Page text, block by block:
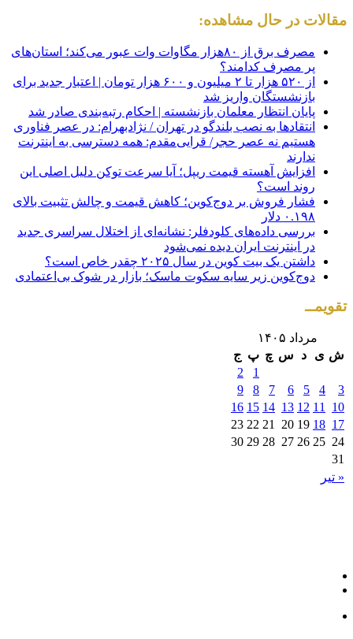
مقالات در حال مشاهده:
مصرف برق از ۸۰هزار مگاوات وات عبور می‌کند؛ استان‌های
پر مصرف کدامند؟
از ۵۲۰ هزار تا ۲ میلیون و ۶۰۰ هزار تومان | اعتبار جدید برای
بازنشستگان واریز شد
پایان انتظار معلمان بازنشسته | احکام رتبه‌بندی صادر شد
انتقادها به نصب بلندگو در تهران / نژادبهرام: در عصر فناوری
هستیم نه عصر حجر/ قرایی‌مقدم: همه دسترسی به اینترنت
ندارند
افزایش آهسته قیمت ریپل؛ آیا سرعت توکن دلیل اصلی این
روند است؟
فشار فروش بر دوج‌کوین؛ کاهش قیمت و چالش تثبیت بالای
۰.۱۹۸ دلار
بررسی داده‌های کلودفلر: نشانه‌ای از اختلال سراسری جدید
در اینترنت ایران دیده نمی‌شود
داشتن یک بیت ‌کوین در سال ۲۰۲۵ چقدر خاص است؟
دوج‌کوین زیر سایه سکوت ماسک؛ بازار در شوک بی‌اعتمادی
تقویمــ
مرداد ۱۴۰۵
ش ی د س چ پ ج
« تیر
1
2
3
4
5
6
7
8
9
10
11
12
13
14
15
16
17
18
19
20
21
22
23
24
25
26
27
28
29
30
31